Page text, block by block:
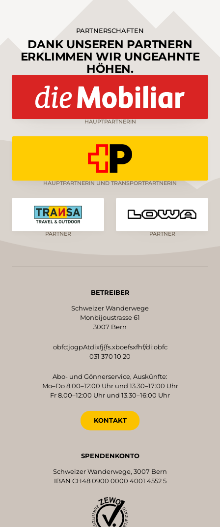
PARTNERSCHAFTEN
DANK UNSEREN PARTNERN
ERKLIMMEN WIR UNGEAHNTE
HÖHEN.
HAUPTPARTNERIN
HAUPTPARTNERIN UND TRANSPORTPARTNERIN
PARTNER PARTNER
BETREIBER
Schweizer Wanderwege
Monbijoustrasse 61
3007 Bern
obfc:jogpAtdixfj{fs.xboefsxfhf/di:obfc
031 370 10 20
Abo- und Gönnerservice, Auskünfte:
Mo–Do 8.00–12:00 Uhr und 13.30–17:00 Uhr
Fr 8.00–12:00 Uhr und 13.30–16:00 Uhr
KONTAKT
SPENDENKONTO
Schweizer Wanderwege, 3007 Bern
IBAN CH48 0900 0000 4001 4552 5